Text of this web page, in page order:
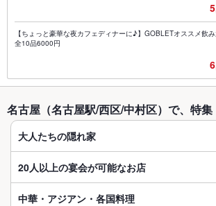
【ちょっと豪華な夜カフェディナーに♪】GOBLETオススメ飲
全10品6000円
名古屋（名古屋駅/西区/中村区）で、特
大人たちの隠れ家
20人以上の宴会が可能なお店
中華・アジアン・各国料理